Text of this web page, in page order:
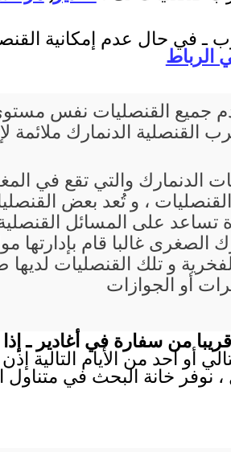
ـ في حال عدم إمكانية
الرباط
يقدم جميع القنصليات نفس
القنصلية الدنمارك ملائمة
الدنمارك والتي تقع في
، و تُعد بعض
تساعد على المسائل
الصغرى غالبا قام بإدارتها
و تلك القنصليات لديها
أو الجوازات
من سفارة في أغادير ـ
أو احد من الأيام
، نوفر خانة البحث في